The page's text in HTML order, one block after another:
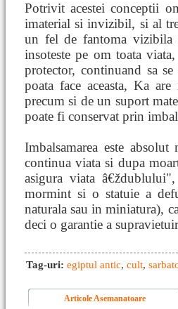
Potrivit acestei conceptii
imaterial si invizibil, si al
un fel de fantoma vizibila
insoteste pe om toata
protector, continuand sa
poata face aceasta, Ka
precum si de un suport
poate fi conservat prin
Imbalsamarea este
continua viata si dupa
asigura viata
mormint si o statuie a
naturala sau in miniatura),
deci o garantie a
Tag-uri: egiptul antic, cult,
Articole Asemanatoare